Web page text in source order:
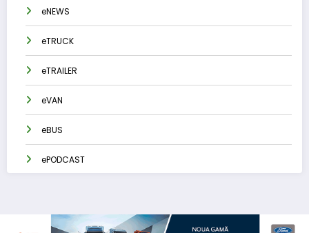
eNEWS
eTRUCK
eTRAILER
eVAN
eBUS
ePODCAST